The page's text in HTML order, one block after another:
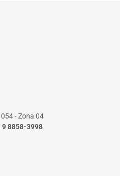
- Zona 04
9 8858-3998